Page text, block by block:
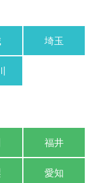
埼玉
福井
愛知